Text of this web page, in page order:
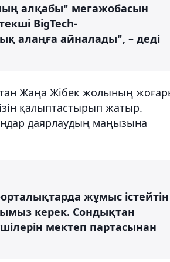
алқабы" мегажобасын
BigTech-
алаңға айналады", – деді
Жаңа Жібек жолының
қалыптастырып жатыр.
даярлаудың маңызына
жұмыс істейтін
керек. Сондықтан
мектеп партасынан